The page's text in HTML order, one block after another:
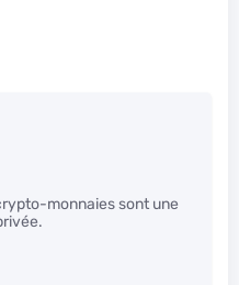
monnaies sont une